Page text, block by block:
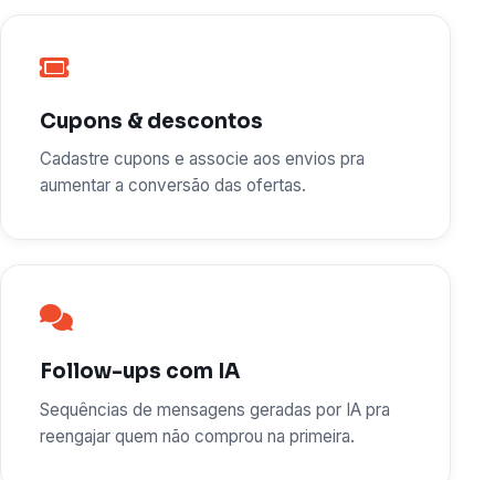
Cupons & descontos
Cadastre cupons e associe aos envios pra
aumentar a conversão das ofertas.
Follow-ups com IA
Sequências de mensagens geradas por IA pra
reengajar quem não comprou na primeira.